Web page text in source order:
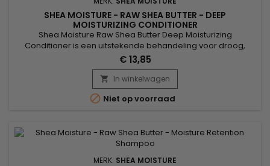
SHEA MOISTURE - RAW SHEA BUTTER - DEEP
MOISTURIZING CONDITIONER
Shea Moisture Raw Shea Butter Deep Moisturizing
Conditioner is een uitstekende behandeling voor droog,
beschadigd en breekbaar haar. Deze revitaliserende
conditioner met Shea butter hydrateert en herstelt
beschadigd, futloos krullend en pluizig haar. Shea Moisture
Raw Shea Butter Deep Moisturizing Conditioner is rijk aan
zeekelp en arganolie en bouwt de...
€ 13,85
 In winkelwagen
 Niet op voorraad
MERK: SHEA MOISTURE